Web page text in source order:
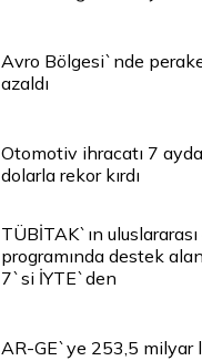
Avro Bölgesi`nde
azaldı
Otomotiv ihracatı 7
dolarla rekor kırdı
TÜBİTAK`ın uluslararası
programında destek
7`si İYTE`den
AR-GE`ye 253,5 milyar